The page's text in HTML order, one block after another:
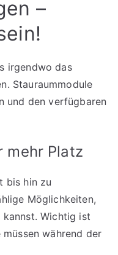
–
irgendwo das
Stauraummodule
und den verfügbaren
mehr Platz
bis hin zu
Möglichkeiten,
kannst. Wichtig ist
während der